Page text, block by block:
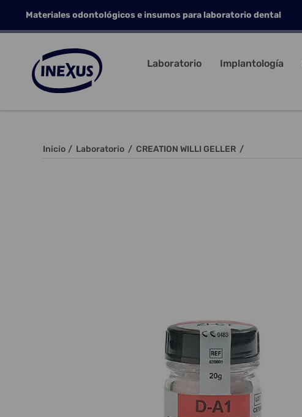
Materiales odontológicos e insumos para laboratorio dental
Laboratorio Implantología
Inicio / Laboratorio / CREATION WILLI GELLER /